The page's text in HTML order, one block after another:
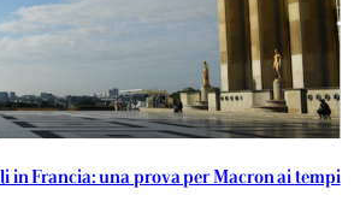
in Francia: una prova per Macron ai tempi